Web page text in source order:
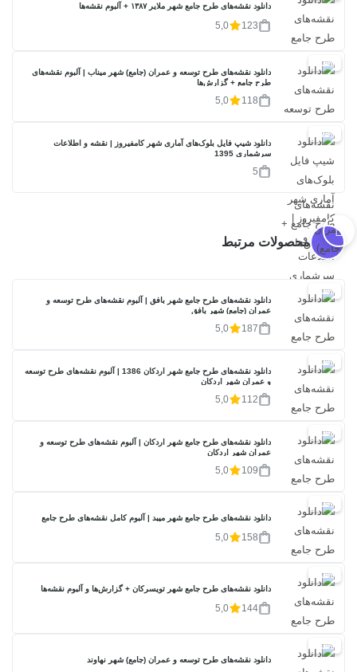
دانلود نقشه‌های طرح جامع شهر ملایر ۱۳۸۷ + آلبوم نقشه‌ها
123
5,0
20%
دانلود نقشه‌های طرح توسعه و عمران (جامع) شهر میناب | آلبوم نقشه‌های
طرح جامع + گزارش‌ها
118
5,0
17%
دانلود شیپ فایل بلوک‌های آماری شهر کامفیروز | نقشه و اطلاعات
سرشماری 1395
5
محصولات مرتبط
20%
دانلود نقشه‌های طرح جامع شهر بافق | آلبوم نقشه‌های طرح توسعه و
عمران (جامع) شهر بافق
187
5,0
20%
دانلود نقشه‌های طرح جامع شهر اردکان 1386 | آلبوم نقشه‌های طرح توسعه
و عمران شهر اردکان
112
5,0
20%
دانلود نقشه‌های طرح جامع شهر اردکان | آلبوم نقشه‌های طرح توسعه و
عمران شهر اردکان
109
5,0
20%
دانلود نقشه‌های طرح جامع شهر میبد | آلبوم کامل نقشه‌های طرح جامع
158
5,0
20%
دانلود نقشه‌های طرح جامع شهر تویسرکان + گزارش‌ها و آلبوم نقشه‌ها
144
5,0
20%
دانلود نقشه‌های طرح توسعه و عمران (جامع) شهر نهاوند